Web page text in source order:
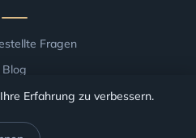
Fragen
Blog
nach Flughafen
Erfahrung zu verbessern.